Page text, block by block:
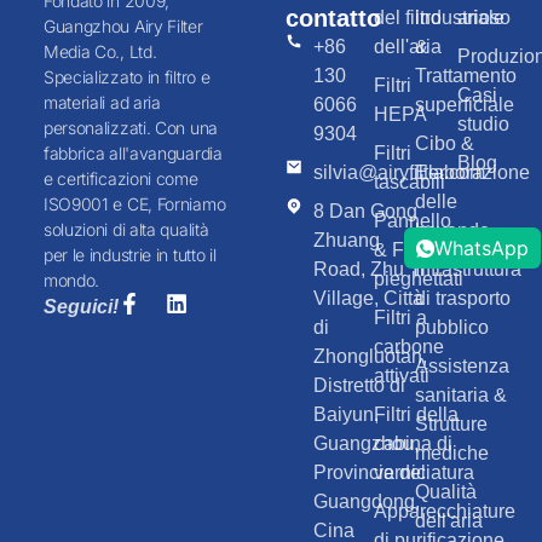
Guangzhou Airy Filter
Media Co., Ltd.
Specializzato in filtro e
materiali ad aria
personalizzati. Con una
fabbrica all'avanguardia
e certificazioni come
ISO9001 e CE, Forniamo
soluzioni di alta qualità
per le industrie in tutto il
mondo.
Seguici!
del filtro
dell'aria
Filtri
HEPA
Filtri
tascabili
Pannello
& Filtri
pieghettati
Filtri a
carbone
attivati
Filtri della
cabina di
verniciatura
Apparecchiature
industriale
&
Trattamento
superficiale
Cibo &
Elaborazione
delle
bevande
Infrastruttura
di trasporto
pubblico
Assistenza
sanitaria &
Strutture
mediche
Qualità
dell'aria
arioso
Casi
studio
Blog
contatto
+86
130
6066
9304
silvia@airyfilter.com
8 Dan Gong
Zhuang
Road, Zhu Yi
Village, Città
di
Zhongluotan,
Distretto di
Baiyun,
Guangzhou,
Provincia del
Guangdong,
Cina
WhatsApp